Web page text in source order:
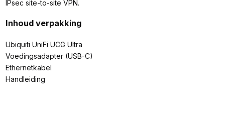
IPsec site-to-site VPN.
Inhoud verpakking
Ubiquiti UniFi UCG Ultra
Voedingsadapter (USB-C)
Ethernetkabel
Handleiding